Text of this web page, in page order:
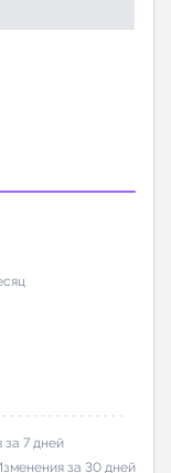
за 7 дней
за 30 дней